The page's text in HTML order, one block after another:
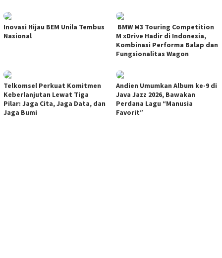
Inovasi Hijau BEM Unila Tembus
Nasional
BMW M3 Touring Competition
M xDrive Hadir di Indonesia,
Kombinasi Performa Balap dan
Fungsionalitas Wagon
Telkomsel Perkuat Komitmen
Keberlanjutan Lewat Tiga
Pilar: Jaga Cita, Jaga Data, dan
Jaga Bumi
Andien Umumkan Album ke-9 di
Java Jazz 2026, Bawakan
Perdana Lagu “Manusia
Favorit”